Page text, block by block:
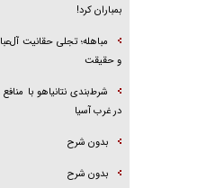
بمباران کرد!
مباهله؛ تجلی حقانیت
و حقیقت
شرط‌بندی نتانیاهو با
در غرب آسیا
بدون شرح
بدون شرح